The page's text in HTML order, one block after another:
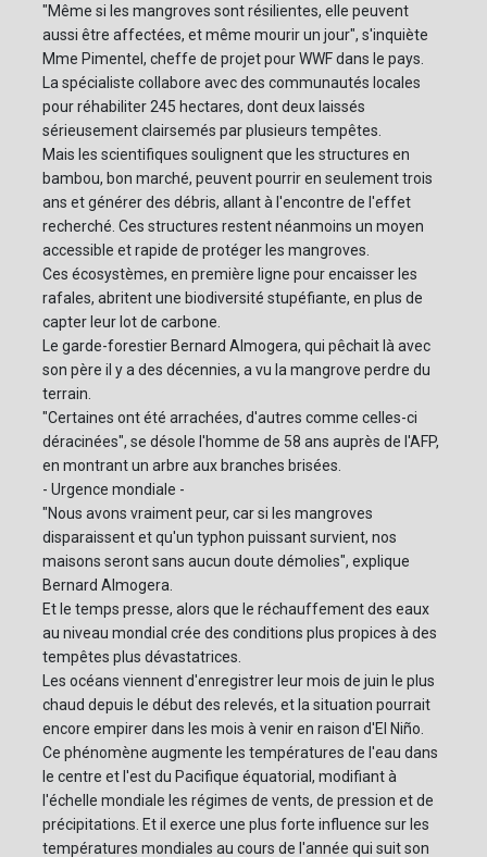
"Même si les mangroves sont résilientes, elle peuvent
aussi être affectées, et même mourir un jour", s'inquiète
Mme Pimentel, cheffe de projet pour WWF dans le pays.
La spécialiste collabore avec des communautés locales
pour réhabiliter 245 hectares, dont deux laissés
sérieusement clairsemés par plusieurs tempêtes.
Mais les scientifiques soulignent que les structures en
bambou, bon marché, peuvent pourrir en seulement trois
ans et générer des débris, allant à l'encontre de l'effet
recherché. Ces structures restent néanmoins un moyen
accessible et rapide de protéger les mangroves.
Ces écosystèmes, en première ligne pour encaisser les
rafales, abritent une biodiversité stupéfiante, en plus de
capter leur lot de carbone.
Le garde-forestier Bernard Almogera, qui pêchait là avec
son père il y a des décennies, a vu la mangrove perdre du
terrain.
"Certaines ont été arrachées, d'autres comme celles-ci
déracinées", se désole l'homme de 58 ans auprès de l'AFP,
en montrant un arbre aux branches brisées.
- Urgence mondiale -
"Nous avons vraiment peur, car si les mangroves
disparaissent et qu'un typhon puissant survient, nos
maisons seront sans aucun doute démolies", explique
Bernard Almogera.
Et le temps presse, alors que le réchauffement des eaux
au niveau mondial crée des conditions plus propices à des
tempêtes plus dévastatrices.
Les océans viennent d'enregistrer leur mois de juin le plus
chaud depuis le début des relevés, et la situation pourrait
encore empirer dans les mois à venir en raison d'El Niño.
Ce phénomène augmente les températures de l'eau dans
le centre et l'est du Pacifique équatorial, modifiant à
l'échelle mondiale les régimes de vents, de pression et de
précipitations. Et il exerce une plus forte influence sur les
températures mondiales au cours de l'année qui suit son